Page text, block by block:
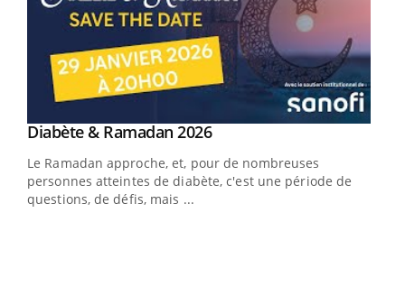
Youtube
Diabète & Ramadan 2026Youtube
Le Ramadan approche, et, pour de nombreuses
personnes atteintes de diabète, c'est une période de
questions, de défis, mais ...